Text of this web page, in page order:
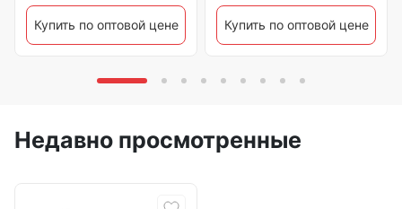
Купить по оптовой цене Купить по оптовой цене
Недавно просмотренные